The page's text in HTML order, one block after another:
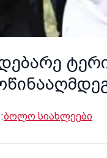
ბოლო სიახლეები